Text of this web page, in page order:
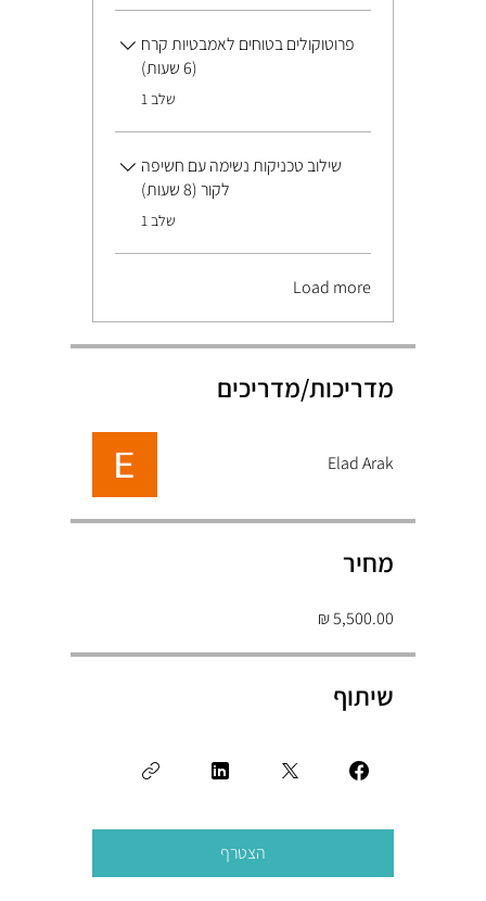
פרוטוקולים בטוחים לאמבטיות קרח
(6 שעות)
שלב 1
שילוב טכניקות נשימה עם חשיפה
לקור (8 שעות)
שלב 1
Load more
מדריכות/מדריכים
Elad Arak
מחיר
שיתוף
הצטרף